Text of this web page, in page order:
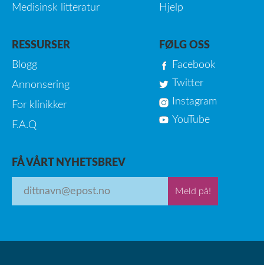
Medisinsk litteratur
Hjelp
RESSURSER
Blogg
Annonsering
For klinikker
F.A.Q
FØLG OSS
Facebook
Twitter
Instagram
YouTube
FÅ VÅRT NYHETSBREV
Meld på!